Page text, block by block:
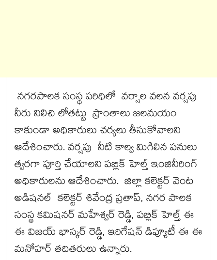
నగరపాలక సంస్థ పరిధిలో వర్షాల వలన వర్షపు
నీరు నిలిచి లోతట్టు ప్రాంతాలు జలమయం
కాకుండా అధికారులు చర్యలు తీసుకోవాలని
ఆదేశించారు. వర్షపు నీటి కాల్వ మిగిలిన పనులు
త్వరగా పూర్తి చేయాలని పబ్లిక్ హెల్త్ ఇంజినీరింగ్
అధికారులను ఆదేశించారు. జిల్లా కలెక్టర్ వెంట
అడిషనల్ కలెక్టర్ శివేంద్ర ప్రతాప్, నగర పాలక
సంస్థ కమిషనర్ మహేశ్వర్ రెడ్డి, పబ్లిక్ హెల్త్ ఈ
ఈ విజయ్ భాస్కర్ రెడ్డి, ఇరిగేషన్ డిప్యూటీ ఈ ఈ
మనోహర్ తదితరులు ఉన్నారు.